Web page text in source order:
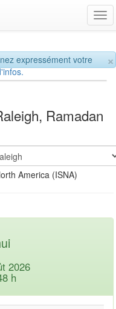
×
expressément votre
Ramadan
America (ISNA)
2026
h